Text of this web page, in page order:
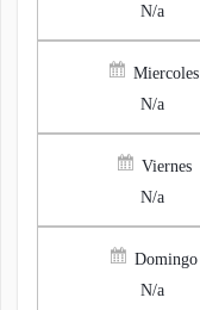
N/a
Miercoles
N/a
Viernes
N/a
Domingo
N/a